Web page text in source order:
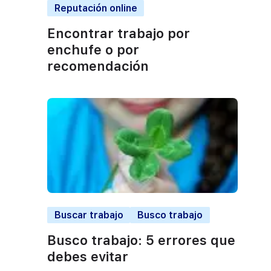
Reputación online
Encontrar trabajo por
enchufe o por
recomendación
Buscar trabajo Busco trabajo
Busco trabajo: 5 errores que
debes evitar